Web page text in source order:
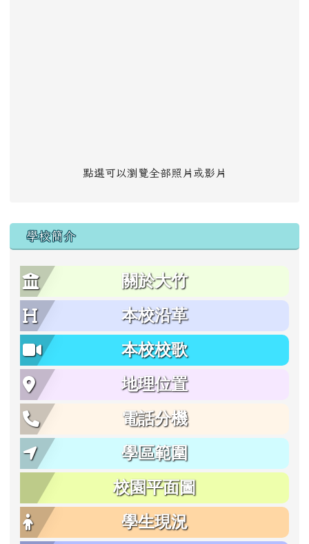
點選可以瀏覽全部照片或影片
學校簡介
關於大竹
本校沿革
本校校歌
地理位置
電話分機
學區範圍
校園平面圖
學生現況